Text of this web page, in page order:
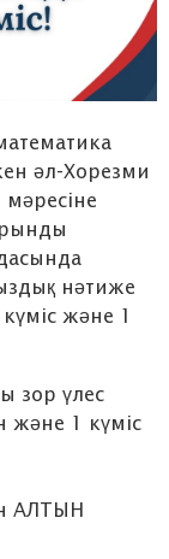
әл-Хорезми
нәтиже
және 1
зор үлес
және 1 күміс
АЛТЫН